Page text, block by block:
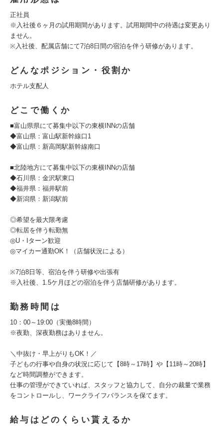
正社員
※入社後６ヶ月の試用期間があります。試用期間中の待遇は変更あり
ません。
※入社後、配属店舗にて7泊8日間の宿泊を伴う研修があります。
どんなポジション・役割か
ホテル支配人
どこで働くか
■富山県県にて募集中以下の東横INNの店舗
◆富山県：富山駅新幹線口1
◆富山県：新高岡駅新幹線南口
■北陸地方にて募集中以下の東横INNの店舗
◆石川県：金沢駅東口
◆福井県：福井駅前
◆新潟県：新潟駅前
◎希望を最大限考慮
◎転居を伴う転勤無
◎U・Iターン歓迎
◎マイカー通勤OK！（店舗状況による）
※7泊8日等、宿泊を伴う研修や出張有
※入社後、1.5ケ月ほどの宿泊を伴う店舗研修があります。
勤務時間は
10：00～19:00（実働8時間）
※夜勤、深夜勤務はありません。
＼中抜け・早上がりもOK！／
子どもの行事や自身の状況に応じて【8時～17時】や【11時～20時】
など時間調整ができます。
仕事の管理ができていれば、スタッフと協力して、自分の裁量で業務
をコントロールし、ワークライフバランスを保てます。
給与はどのくらい貰えるか